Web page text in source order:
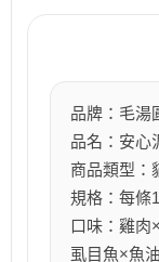
品牌：毛湯
品名：安心
商品類型：
規格：每條
口味：雞肉
虱目魚×魚油